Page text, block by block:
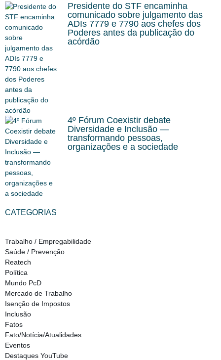
Presidente do STF encaminha
comunicado sobre julgamento das
ADIs 7779 e 7790 aos chefes dos
Poderes antes da publicação do
acórdão
4º Fórum Coexistir debate
Diversidade e Inclusão —
transformando pessoas,
organizações e a sociedade
CATEGORIAS
Trabalho / Empregabilidade
Saúde / Prevenção
Reatech
Política
Mundo PcD
Mercado de Trabalho
Isenção de Impostos
Inclusão
Fatos
Fato/Notícia/Atualidades
Eventos
Destaques YouTube